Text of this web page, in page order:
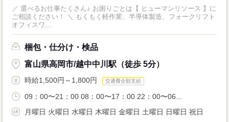
／ 選べるお仕事たくさん♪ お困りごとは【 ヒューマンリソース 】に
ご相談ください！ ＼ もくもく軽作業、半導体製造、フォークリフト
オフィスワ...
梱包・仕分け・検品
富山県高岡市/越中中川駅（徒歩 5分）
時給1,500円～1,800円 交通費全額支給
09：00〜21：00 08：00〜17：00 22：00〜06...
月曜日 火曜日 水曜日 木曜日 金曜日 土曜日 日曜日 祝日